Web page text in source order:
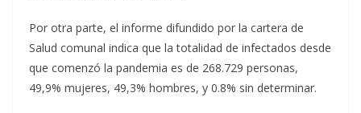
Por otra parte, el informe difundido por la cartera de
Salud comunal indica que la totalidad de infectados desde
que comenzó la pandemia es de 268.729 personas,
49,9% mujeres, 49,3% hombres, y 0.8% sin determinar.